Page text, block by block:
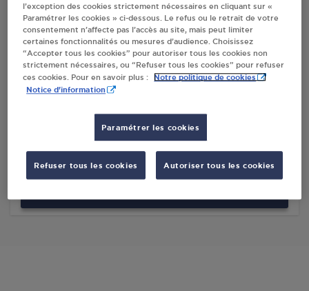
ESPACE TERRENA SAS TREMENTINES
LA GARE
49340
TREMENTINES
S'Y RENDRE
CARREFOUR CONTACT TREMENTINES
l’exception des cookies strictement nécessaires en cliquant sur «
Paramétrer les cookies » ci-dessous. Le refus ou le retrait de votre
consentement n’affecte pas l’accès au site, mais peut limiter
certaines fonctionnalités ou mesures d’audience. Choisissez
“Accepter tous les cookies” pour autoriser tous les cookies non
strictement nécessaires, ou “Refuser tous les cookies” pour refuser
ces cookies. Pour en savoir plus :
Notre politique de cookies
Notice d'information
Paramétrer les cookies
Refuser tous les cookies Autoriser tous les cookies